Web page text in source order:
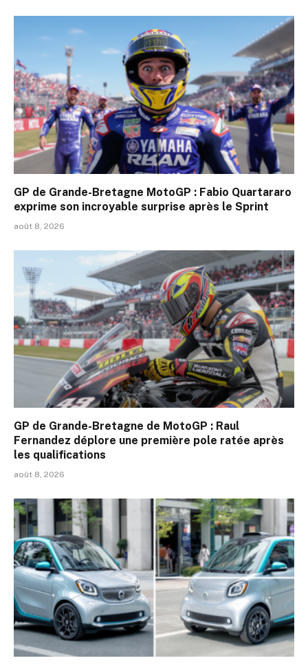
GP de Grande-Bretagne MotoGP : Fabio Quartararo
exprime son incroyable surprise après le Sprint
août 8, 2026
GP de Grande-Bretagne de MotoGP : Raul
Fernandez déplore une première pole ratée après
les qualifications
août 8, 2026